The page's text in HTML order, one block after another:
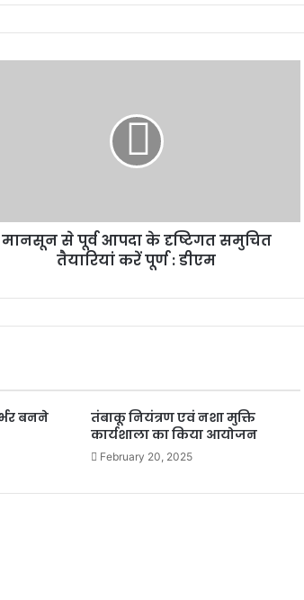
मानसून से पूर्व आपदा के दृष्टिगत समुचित
तैयारियां करें पूर्ण : डीएम
बनने
तंबाकू नियंत्रण एवं नशा मुक्ति
कार्यशाला का किया आयोजन
February 20, 2025